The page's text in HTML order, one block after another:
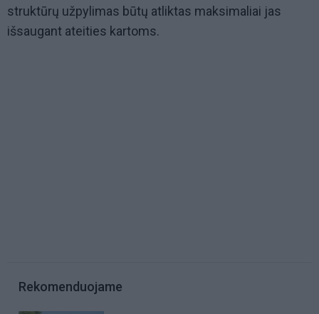
struktūrų užpylimas būtų atliktas maksimaliai jas
išsaugant ateities kartoms.
Rekomenduojame